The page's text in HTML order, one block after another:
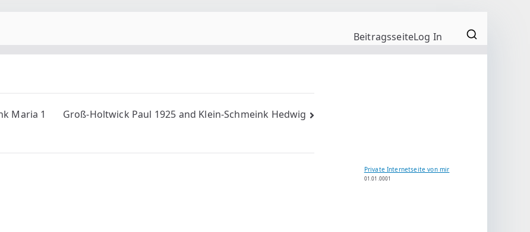
BeitragsseiteLog In
Maria 1
Groß-Holtwick Paul 1925 and Klein-Schmeink Hedwig
Private Internetseite von mir
01.01.0001